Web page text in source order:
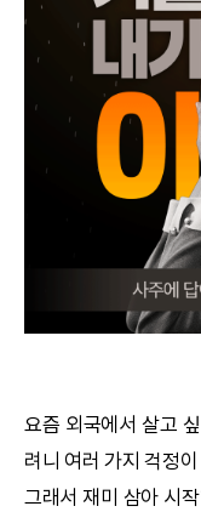
궁합
문의사항
요즘 외국에서 살고
려니 여러 가지 걱정
그래서 재미 삼아 시